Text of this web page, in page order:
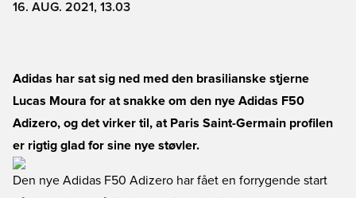
16. AUG. 2021, 13.03
Adidas har sat sig ned med den brasilianske stjerne
Lucas Moura for at snakke om den nye Adidas F50
Adizero, og det virker til, at Paris Saint-Germain profilen
er rigtig glad for sine nye støvler.
Den nye Adidas F50 Adizero har fået en forrygende start